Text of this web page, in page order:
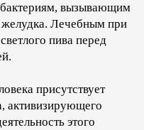
вызывающим
Лечебным при
пива перед
присутствует
активизирующего
этого